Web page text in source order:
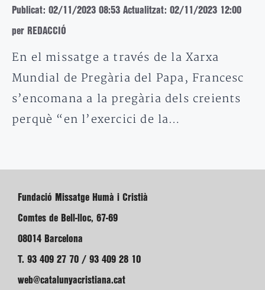
Publicat: 02/11/2023 08:53 Actualitzat: 02/11/2023 12:00
per REDACCIÓ
En el missatge a través de la Xarxa
Mundial de Pregària del Papa, Francesc
s’encomana a la pregària dels creients
perquè “en l’exercici de la…
Fundació Missatge Humà i Cristià
Comtes de Bell-lloc, 67-69
08014 Barcelona
T. 93 409 27 70 / 93 409 28 10
web@catalunyacristiana.cat